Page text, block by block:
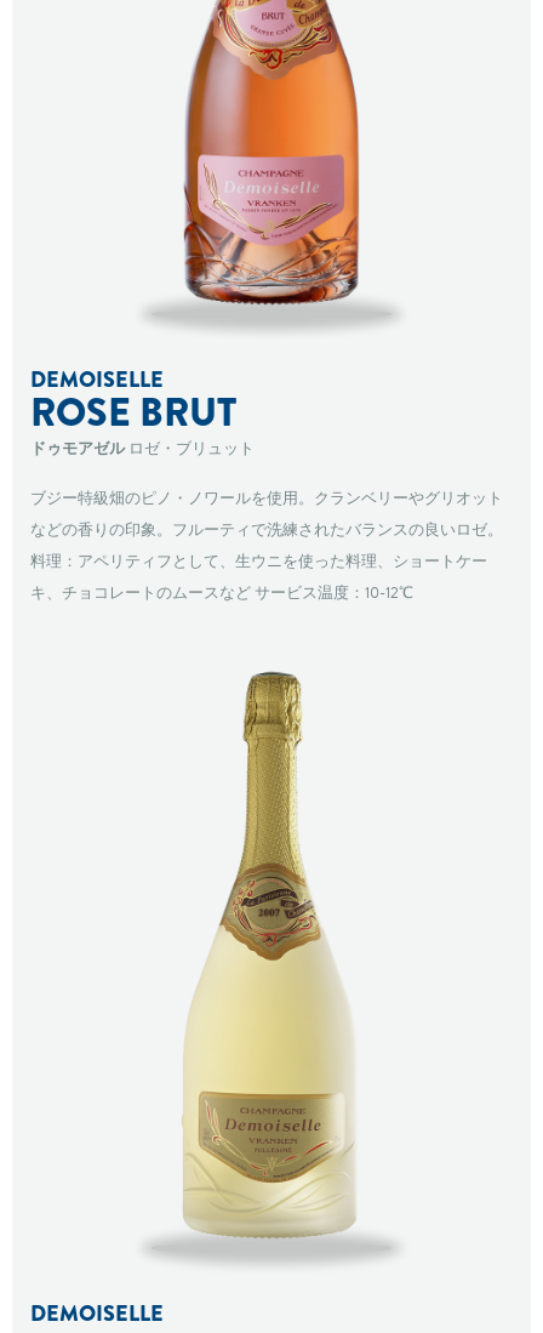
DEMOISELLE
ROSE BRUT
ドゥモアゼルロゼ・ブリュット
ブジー特級畑のピノ・ノワールを使用。 クランベリーやグリオット
などの香りの印象。 フルーティで洗練されたバランスの良いロゼ。
料理：アペリティフとして、生ウニを使った料理、ショートケー
キ、 チョコレートのムースなどサービス温度：10-12℃
DEMOISELLE